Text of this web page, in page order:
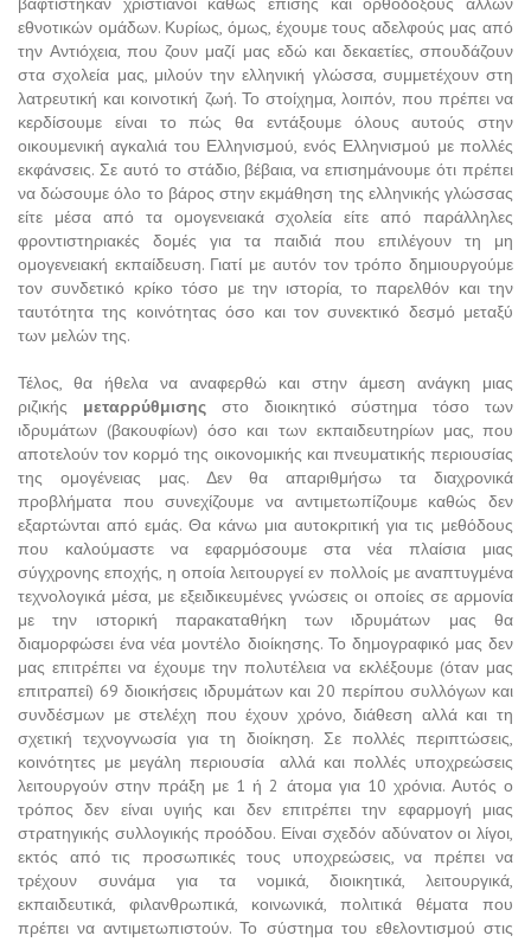
εθνοτικών ομάδων. Κυρίως, όμως, έχουμε τους αδελφούς μας από
την Αντιόχεια, που ζουν μαζί μας εδώ και δεκαετίες, σπουδάζουν
στα σχολεία μας, μιλούν την ελληνική γλώσσα, συμμετέχουν στη
λατρευτική και κοινοτική ζωή. Το στοίχημα, λοιπόν, που πρέπει να
κερδίσουμε είναι το πώς θα εντάξουμε όλους αυτούς στην
οικουμενική αγκαλιά του Ελληνισμού, ενός Ελληνισμού με πολλές
εκφάνσεις. Σε αυτό το στάδιο, βέβαια, να επισημάνουμε ότι πρέπει
να δώσουμε όλο το βάρος στην εκμάθηση της ελληνικής γλώσσας
είτε μέσα από τα ομογενειακά σχολεία είτε από παράλληλες
φροντιστηριακές δομές για τα παιδιά που επιλέγουν τη μη
ομογενειακή εκπαίδευση. Γιατί με αυτόν τον τρόπο δημιουργούμε
τον συνδετικό κρίκο τόσο με την ιστορία, το παρελθόν και την
ταυτότητα της κοινότητας όσο και τον συνεκτικό δεσμό μεταξύ
των μελών της.
Τέλος, θα ήθελα να αναφερθώ και στην άμεση ανάγκη μιας
ριζικής μεταρρύθμισηςστο διοικητικό σύστημα τόσο των
ιδρυμάτων (βακουφίων) όσο και των εκπαιδευτηρίων μας, που
αποτελούν τον κορμό της οικονομικής και πνευματικής περιουσίας
της ομογένειας μας. Δεν θα απαριθμήσω τα διαχρονικά
προβλήματα που συνεχίζουμε να αντιμετωπίζουμε καθώς δεν
εξαρτώνται από εμάς. Θα κάνω μια αυτοκριτική για τις μεθόδους
που καλούμαστε να εφαρμόσουμε στα νέα πλαίσια μιας
σύγχρονης εποχής, η οποία λειτουργεί εν πολλοίς με αναπτυγμένα
τεχνολογικά μέσα, με εξειδικευμένες γνώσεις οι οποίες σε αρμονία
με την ιστορική παρακαταθήκη των ιδρυμάτων μας θα
διαμορφώσει ένα νέα μοντέλο διοίκησης. Το δημογραφικό μας δεν
μας επιτρέπει να έχουμε την πολυτέλεια να εκλέξουμε (όταν μας
επιτραπεί) 69 διοικήσεις ιδρυμάτων και 20 περίπου συλλόγων και
συνδέσμων με στελέχη που έχουν χρόνο, διάθεση αλλά και τη
σχετική τεχνογνωσία για τη διοίκηση. Σε πολλές περιπτώσεις,
κοινότητες με μεγάλη περιουσία αλλά και πολλές υποχρεώσεις
λειτουργούν στην πράξη με 1 ή 2 άτομα για 10 χρόνια. Αυτός ο
τρόπος δεν είναι υγιής και δεν επιτρέπει την εφαρμογή μιας
στρατηγικής συλλογικής προόδου. Είναι σχεδόν αδύνατον οι λίγοι,
εκτός από τις προσωπικές τους υποχρεώσεις, να πρέπει να
τρέχουν συνάμα για τα νομικά, διοικητικά, λειτουργικά,
εκπαιδευτικά, φιλανθρωπικά, κοινωνικά, πολιτικά θέματα που
πρέπει να αντιμετωπιστούν. Το σύστημα του εθελοντισμού στις